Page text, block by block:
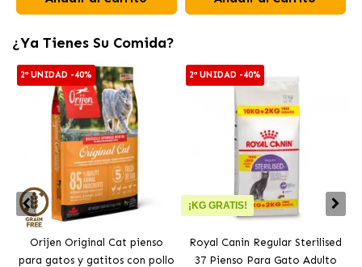
¿Ya Tienes Su Comida?
2ª UNIDAD -40%
Orijen Original Cat pienso
para gatos y gatitos con pollo
2ª UNIDAD -40%
¡KG GRATIS!
Royal Canin Regular Sterilised
37 Pienso Para Gato Adulto